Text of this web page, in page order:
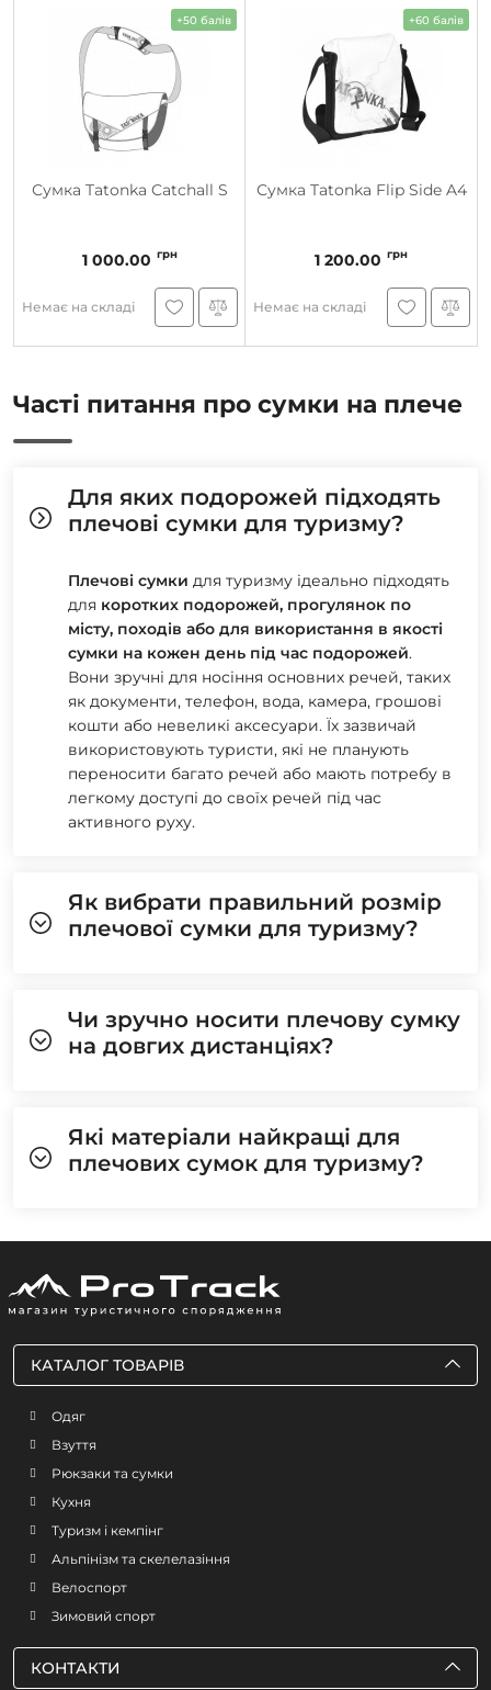
+50 балів
Сумка Tatonka Catchall S
1 000.00 грн
Немає на складі
+60 балів
Сумка Tatonka Flip Side A4
1 200.00 грн
Немає на складі
Часті питання про сумки на плече
Для яких подорожей підходять
плечові сумки для туризму?
Плечові сумки для туризму ідеально підходять
для коротких подорожей, прогулянок по
місту, походів або для використання в якості
сумки на кожен день під час подорожей.
Вони зручні для носіння основних речей, таких
як документи, телефон, вода, камера, грошові
кошти або невеликі аксесуари. Їх зазвичай
використовують туристи, які не планують
переносити багато речей або мають потребу в
легкому доступі до своїх речей під час
активного руху.
Як вибрати правильний розмір
плечової сумки для туризму?
Чи зручно носити плечову сумку
на довгих дистанціях?
Які матеріали найкращі для
плечових сумок для туризму?
КАТАЛОГ ТОВАРІВ
Одяг
Взуття
Рюкзаки та сумки
Кухня
Туризм і кемпінг
Альпінізм та скелелазіння
Велоспорт
Зимовий спорт
КОНТАКТИ